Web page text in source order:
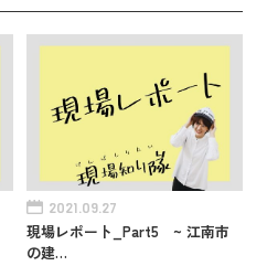
2021.09.27
現場レポート_Part5 ~ 江南市
の建…